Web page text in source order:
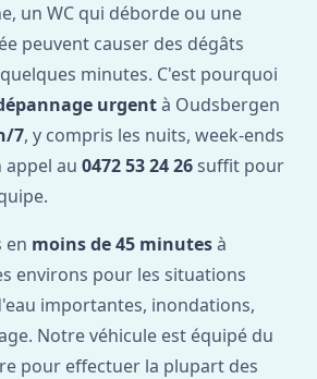
un WC qui déborde ou une
peuvent causer des dégâts
minutes. C'est pourquoi
urgentà Oudsbergen
7, y compris les nuits, week-ends
appel au 0472 53 24 26 suffit pour
en moins de 45 minutesà
environs pour les situations
importantes, inondations,
Notre véhicule est équipé du
pour effectuer la plupart des